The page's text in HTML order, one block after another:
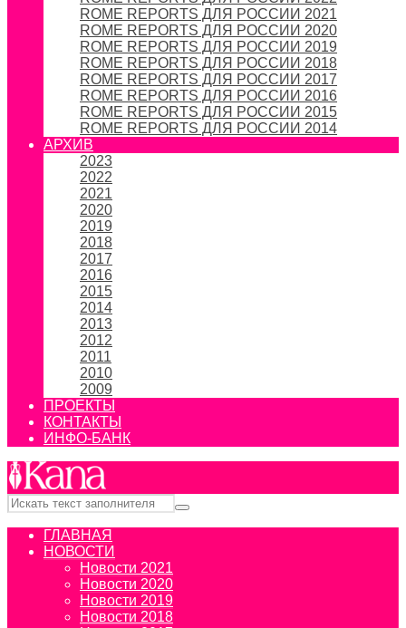
ROME REPORTS ДЛЯ РОССИИ 2021
ROME REPORTS ДЛЯ РОССИИ 2020
ROME REPORTS ДЛЯ РОССИИ 2019
ROME REPORTS ДЛЯ РОССИИ 2018
ROME REPORTS ДЛЯ РОССИИ 2017
ROME REPORTS ДЛЯ РОССИИ 2016
ROME REPORTS ДЛЯ РОССИИ 2015
ROME REPORTS ДЛЯ РОССИИ 2014
АРХИВ
2023
2022
2021
2020
2019
2018
2017
2016
2015
2014
2013
2012
2011
2010
2009
ПРОЕКТЫ
КОНТАКТЫ
ИНФО-БАНК
ГЛАВНАЯ
НОВОСТИ
Новости 2021
Новости 2020
Новости 2019
Новости 2018